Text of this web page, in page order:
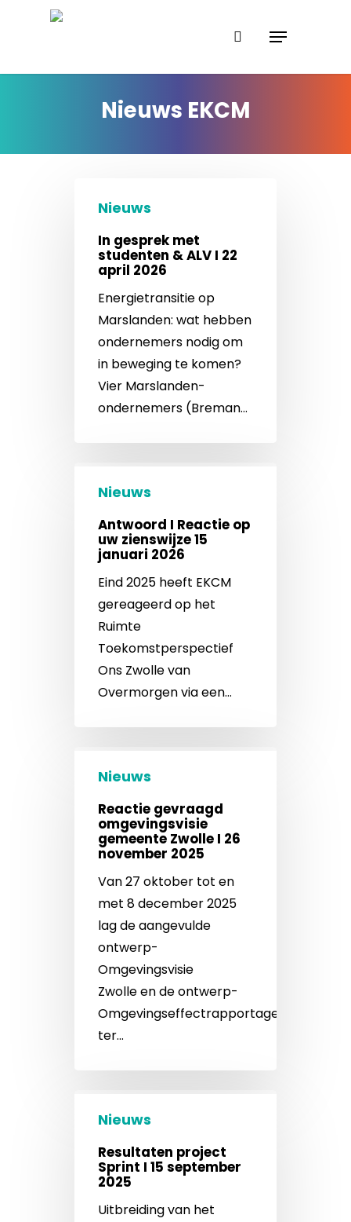
content
searchMenu
Nieuws EKCM
Nieuws
In gesprek met
studenten & ALV I 22
april 2026
Energietransitie op
Marslanden: wat hebben
ondernemers nodig om
in beweging te komen?
Vier Marslanden-
ondernemers (Breman…
Nieuws
Antwoord I Reactie op
uw zienswijze 15
januari 2026
Eind 2025 heeft EKCM
gereageerd op het
Ruimte
Toekomstperspectief
Ons Zwolle van
Overmorgen via een…
Nieuws
Reactie gevraagd
omgevingsvisie
gemeente Zwolle I 26
november 2025
Van 27 oktober tot en
met 8 december 2025
lag de aangevulde
ontwerp-
Omgevingsvisie
Zwolle en de ontwerp-
Omgevingseffectrapportage
ter…
Nieuws
Resultaten project
Sprint I 15 september
2025
Uitbreiding van het
Menu